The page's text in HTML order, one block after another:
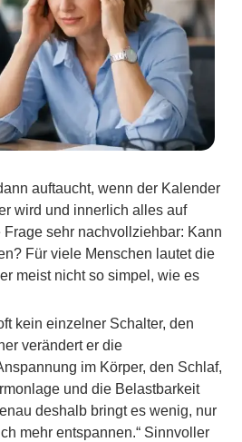
auftaucht, wenn der Kalender
wird und innerlich alles auf
sehr nachvollziehbar: Kann
Für viele Menschen lautet die
meist nicht so simpel, wie es
kein einzelner Schalter, den
verändert er die
im Körper, den Schlaf,
und die Belastbarkeit
deshalb bringt es wenig, nur
mehr entspannen.“ Sinnvoller